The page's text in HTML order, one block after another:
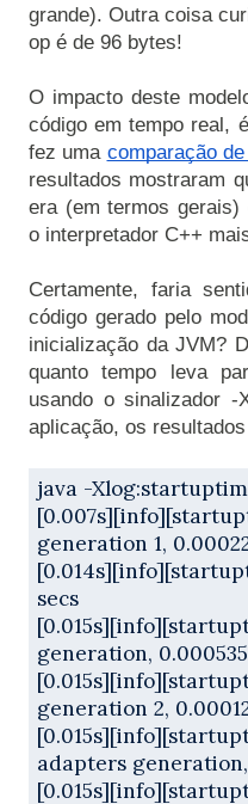
grande). Outra coisa
O impacto deste
código em tempo real,
fez uma comparação
resultados mostraram
era (em termos
Certamente, faria
código gerado pelo
inicialização da JVM?
quanto tempo leva
usando o sinalizador -
aplicação, os
java -
generation 1,
secs
generation,
generation 2,
adapters